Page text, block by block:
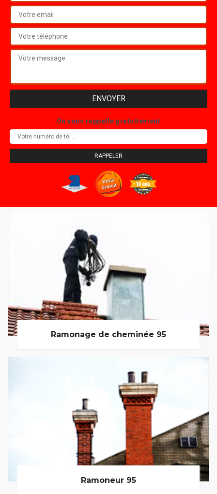
On vous rappelle gratuitement
Ramonage de cheminée 95
Ramoneur 95